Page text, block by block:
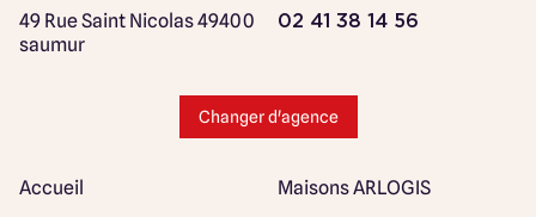
49 Rue Saint Nicolas49400
saumur
02 41 38 14 56
Changer d'agence
Accueil
Maisons ARLOGIS